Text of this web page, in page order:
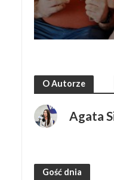
O Autorze
Agata
Gość dnia